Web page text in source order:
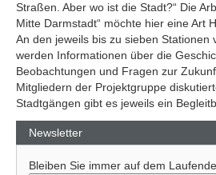
Straßen. Aber wo ist die Stadt?“ Die
Mitte Darmstadt“ möchte hier eine Art
An den jeweils bis zu sieben Stationen
werden Informationen über die
Beobachtungen und Fragen zur
Mitgliedern der Projektgruppe
Stadtgängen gibt es jeweils ein
Newsletter
Bleiben Sie immer auf dem